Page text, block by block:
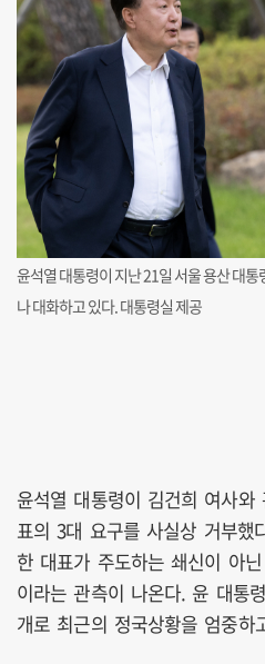
윤석열 대통령이 지난 21일 서울 용산 대
나 대화하고 있다. 대통령실 제공
윤석열 대통령이 김건희 여사
표의 3대 요구를 사실상 거부했
한 대표가 주도하는 쇄신이 아
이라는 관측이 나온다. 윤 대통
개로 최근의 정국상황을 엄중하